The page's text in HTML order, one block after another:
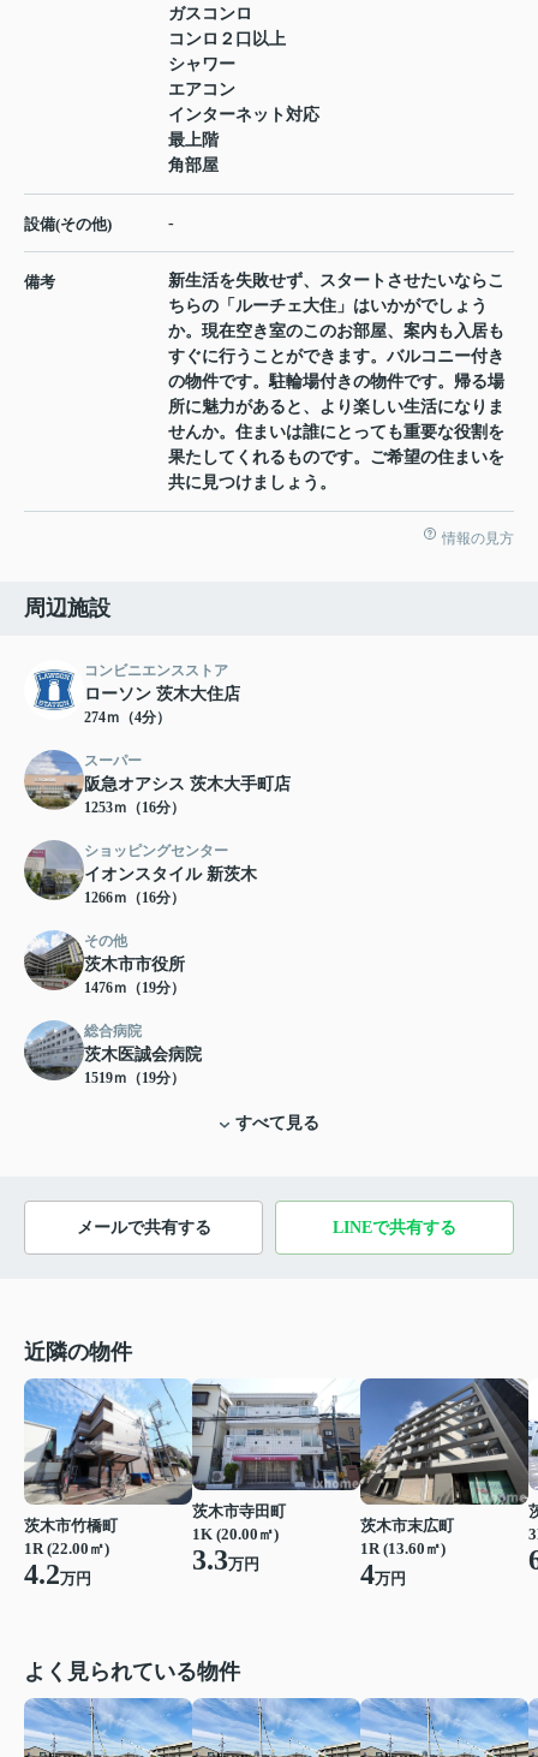
ガスコンロ
コンロ２口以上
シャワー
エアコン
インターネット対応
最上階
角部屋
設備(その他) -
備考
新生活を失敗せず、スタートさせたいならこ
ちらの「ルーチェ大住」はいかがでしょう
か。現在空き室のこのお部屋、案内も入居も
すぐに行うことができます。バルコニー付き
の物件です。駐輪場付きの物件です。帰る場
所に魅力があると、より楽しい生活になりま
せんか。住まいは誰にとっても重要な役割を
果たしてくれるものです。ご希望の住まいを
共に見つけましょう。
情報の見方
周辺施設
コンビニエンスストア
ローソン 茨木大住店
274ｍ（4分）
スーパー
阪急オアシス 茨木大手町店
1253ｍ（16分）
ショッピングセンター
イオンスタイル 新茨木
1266ｍ（16分）
その他
茨木市市役所
1476ｍ（19分）
総合病院
茨木医誠会病院
1519ｍ（19分）
すべて見る
メールで共有する LINEで共有する
近隣の物件
茨木市竹橋町
1R (22.00㎡)
4.2万円
茨木市寺田町
1K (20.00㎡)
3.3万円
茨木市末広町
1R (13.60㎡)
4万円
よく見られている物件